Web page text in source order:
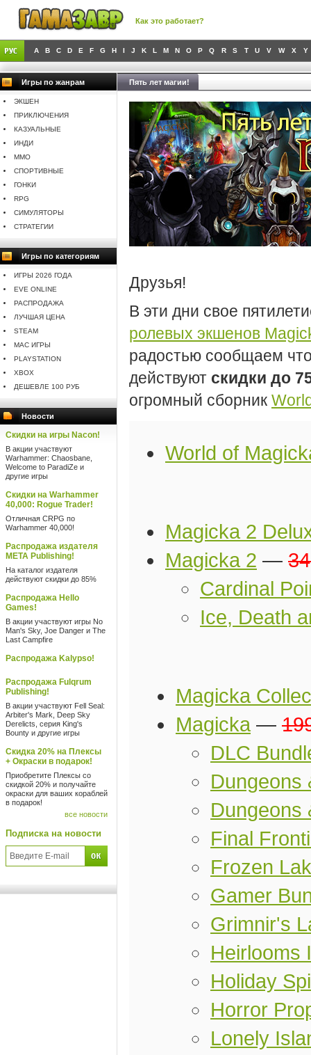
Как это работает?
A B C D E F G H I J K L M N O P Q R S T U V W X Y
Игры по жанрам
ЭКШЕН
ПРИКЛЮЧЕНИЯ
КАЗУАЛЬНЫЕ
ИНДИ
MMO
СПОРТИВНЫЕ
ГОНКИ
RPG
СИМУЛЯТОРЫ
СТРАТЕГИИ
Игры по категориям
ИГРЫ 2026 ГОДА
EVE ONLINE
РАСПРОДАЖА
ЛУЧШАЯ ЦЕНА
STEAM
MAC ИГРЫ
PLAYSTATION
XBOX
ДЕШЕВЛЕ 100 РУБ
Новости
Скидки на игры Nacon!
В акции участвуют
Warhammer: Chaosbane,
Welcome to ParadiZe и
другие игры
Скидки на Warhammer
40,000: Rogue Trader!
Отличная CRPG по
Warhammer 40,000!
Распродажа издателя
META Publishing!
На каталог издателя
действуют скидки до 85%
Распродажа Hello
Games!
В акции участвуют игры No
Man's Sky, Joe Danger и The
Last Campfire
Распродажа Kalypso!
Распродажа Fulqrum
Publishing!
В акции участвуют Fell Seal:
Arbiter's Mark, Deep Sky
Derelicts, серия King's
Bounty и другие игры
Скидка 20% на Плексы
+ Окраски в подарок!
Приобретите Плексы со
скидкой 20% и получайте
окраски для ваших кораблей
в подарок!
все новости
Подписка на новости
Пять лет магии!
Друзья!
В эти дни свое
ролевых экшенов
радостью сообщаем
действуют скидки до
огромный сборник
World of
Magicka 2
Magicka 2 —
Cardinal
Ice, Death
Magicka
Magicka —
DLC
Dungeons
Dungeons
Final
Frozen
Gamer
Grimnir's
Heirlooms
Holiday
Horror
Lonely